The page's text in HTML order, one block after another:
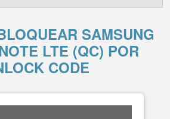
SAMSUNG
LTE (QC) POR
CODE